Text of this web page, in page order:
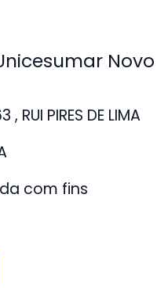
Novo
, RUI PIRES DE LIMA
com fins